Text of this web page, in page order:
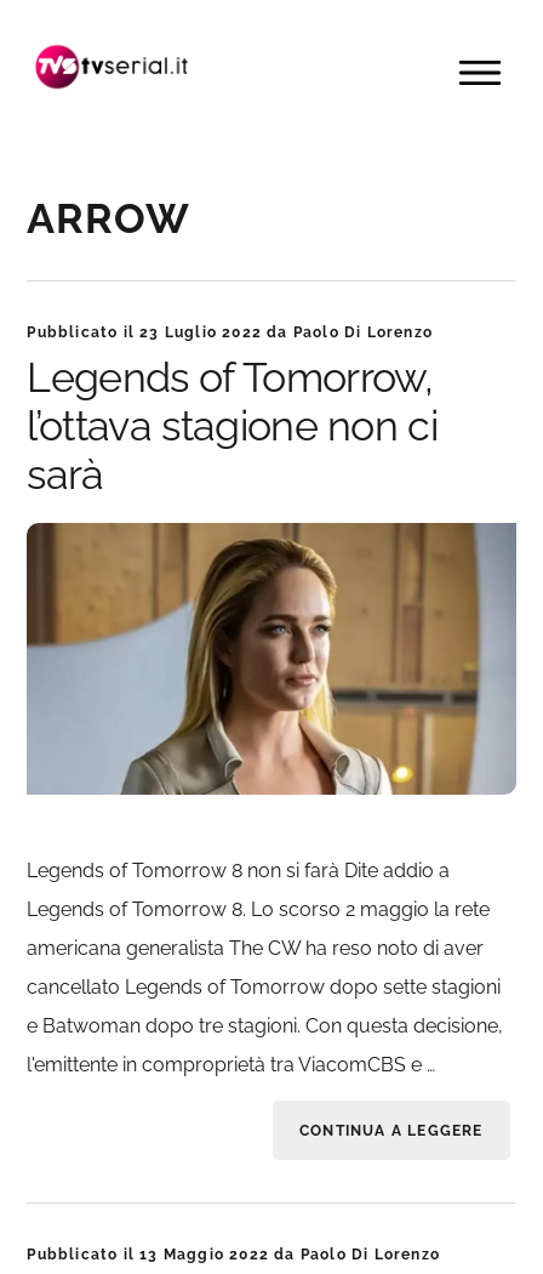
navigazione
contenuto
barra
MENU
ARROW
Pubblicato il23 Luglio 2022 da Paolo Di Lorenzo
Legends of Tomorrow,
l’ottava stagione non ci
sarà
Legends of Tomorrow 8 non si farà Dite addio a
Legends of Tomorrow 8. Lo scorso 2 maggio la rete
americana generalista The CW ha reso noto di aver
cancellato Legends of Tomorrow dopo sette stagioni
e Batwoman dopo tre stagioni. Con questa decisione,
l'emittente in comproprietà tra ViacomCBS e …
CONTINUA A LEGGERE
Pubblicato il13 Maggio 2022 da Paolo Di Lorenzo